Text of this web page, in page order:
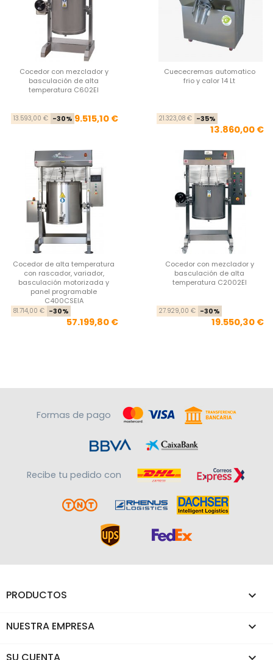
Cocedor con mezclador y
basculación de alta
temperatura C602EI
Precio base
13.593,00 € -30% Precio
9.515,10 €
Cuececremas automatico
frio y calor 14 Lt
21.323,08 € -35%
13.860,00 €
Cocedor de alta temperatura
con rascador, variador,
basculación motorizada y
panel programable
C400CSEIA
Precio base
81.714,00 € -30%
57.199,80 €
Cocedor con mezclador y
basculación de alta
temperatura C2002EI
27.929,00 € -30%
19.550,30 €
Formas de pago
Recibe tu pedido con
PRODUCTOS 
NUESTRA EMPRESA 